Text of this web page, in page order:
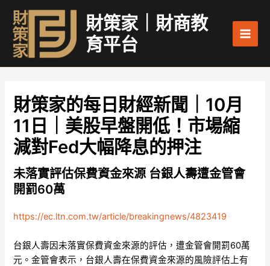
內
財策家｜財商教
育平台
財策家的每日財經新聞｜10月
11日｜美股早盤開低！市場縮
減對Fed大幅降息的押注
未落實評估保費資金來源 台銀人壽遭金管會
開罰60萬
https://ec.ltn.com.tw/article/breakingnews/4823419
台銀人壽因未落實保費資金來源的評估，遭金管會開罰60萬
元。金管會表示，台銀人壽在保費資金來源的風險評估上有